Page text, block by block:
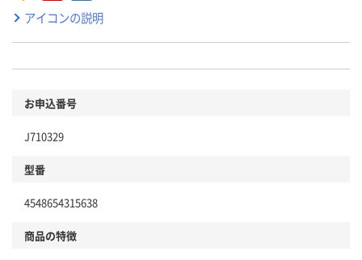
アイコンの説明
お申込番号
J710329
型番
4548654315638
商品の特徴